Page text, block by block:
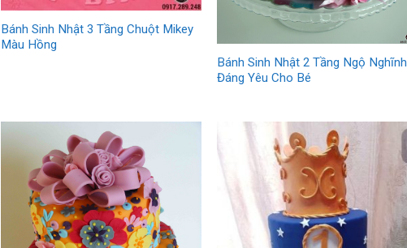
Bánh Sinh Nhật 3 Tầng Chuột Mikey
Màu Hồng
Bánh Sinh Nhật 2 Tầng Ngộ Nghĩnh
Đáng Yêu Cho Bé